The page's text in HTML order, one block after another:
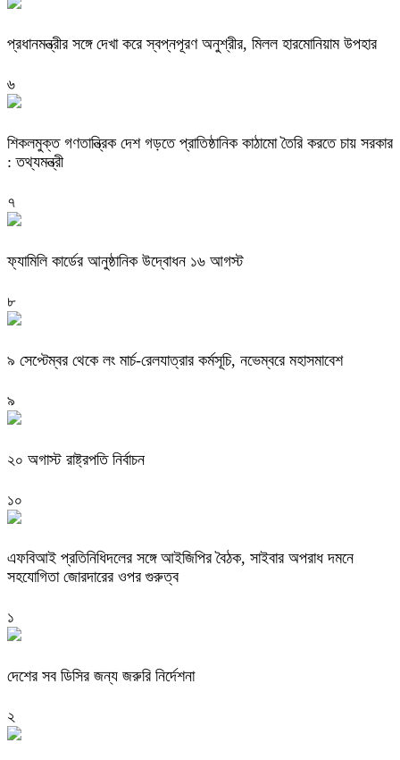
প্রধানমন্ত্রীর সঙ্গে দেখা করে স্বপ্নপূরণ অনুশ্রীর, মিলল হারমোনিয়াম উপহার
৬
শিকলমুক্ত গণতান্ত্রিক দেশ গড়তে প্রাতিষ্ঠানিক কাঠামো তৈরি করতে চায় সরকার
: তথ্যমন্ত্রী
৭
ফ্যামিলি কার্ডের আনুষ্ঠানিক উদ্বোধন ১৬ আগস্ট
৮
৯ সেপ্টেম্বর থেকে লং মার্চ-রেলযাত্রার কর্মসূচি, নভেম্বরে মহাসমাবেশ
৯
২০ অগাস্ট রাষ্ট্রপতি নির্বাচন
১০
এফবিআই প্রতিনিধিদলের সঙ্গে আইজিপির বৈঠক, সাইবার অপরাধ দমনে
সহযোগিতা জোরদারের ওপর গুরুত্ব
১
দেশের সব ডিসির জন্য জরুরি নির্দেশনা
২